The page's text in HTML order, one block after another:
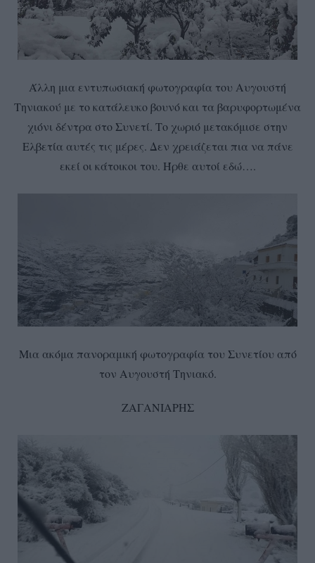
Άλλη μια εντυπωσιακή φωτογραφία του Αυγουστή
Τηνιακού με το κατάλευκο βουνό και τα βαρυφορτωμένα
χιόνι δέντρα στο Συνετί. Το χωριό μετακόμισε στην
Ελβετία αυτές τις μέρες. Δεν χρειάζεται πια να πάνε
εκεί οι κάτοικοι του. Ήρθε αυτοί εδώ….
Μια ακόμα πανοραμική φωτογραφία του Συνετίου από
τον Αυγουστή Τηνιακό.
ΖΑΓΑΝΙΑΡΗΣ